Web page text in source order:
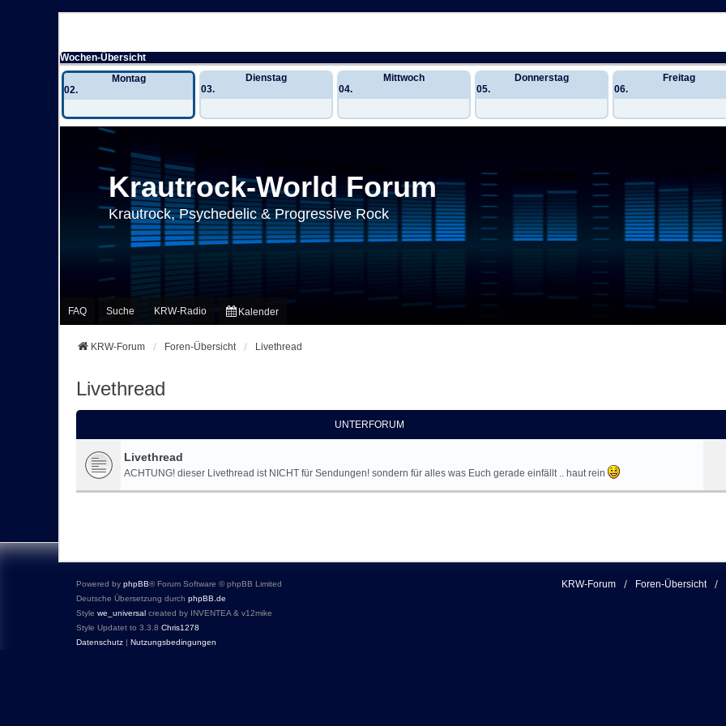
Wochen-Übersicht
Montag
02.
Dienstag
03.
Mittwoch
04.
Donnerstag
05.
Freitag
06.
Krautrock-World Forum
Krautrock, Psychedelic & Progressive Rock
FAQ Suche KRW-Radio Kalender
KRW-Forum Foren-Übersicht Livethread
Livethread
UNTERFORUM
Livethread
ACHTUNG! dieser Livethread ist NICHT für Sendungen! sondern für alles was Euch gerade einfällt .. haut rein
KRW-Forum Foren-Übersicht
Powered by phpBB® Forum Software © phpBB Limited
Deutsche Übersetzung durch phpBB.de
Style we_universal created by INVENTEA & v12mike
Style Updatet to 3.3.8 Chris1278
Datenschutz | Nutzungsbedingungen